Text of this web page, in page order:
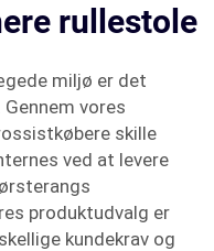
rullestole
miljø er det
vores
skille
ved at levere
produktudvalg er
kundekrav og